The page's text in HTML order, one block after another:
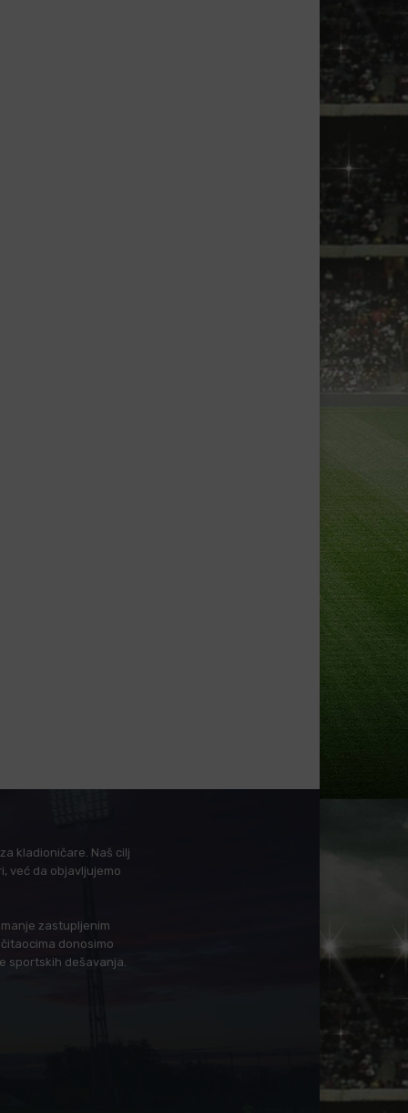
kladioničare. Naš cilj
već da objavljujemo
zastupljenim
donosimo
sportskih dešavanja.